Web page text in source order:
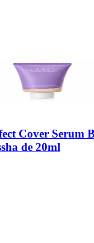
Cover Serum
de 20ml